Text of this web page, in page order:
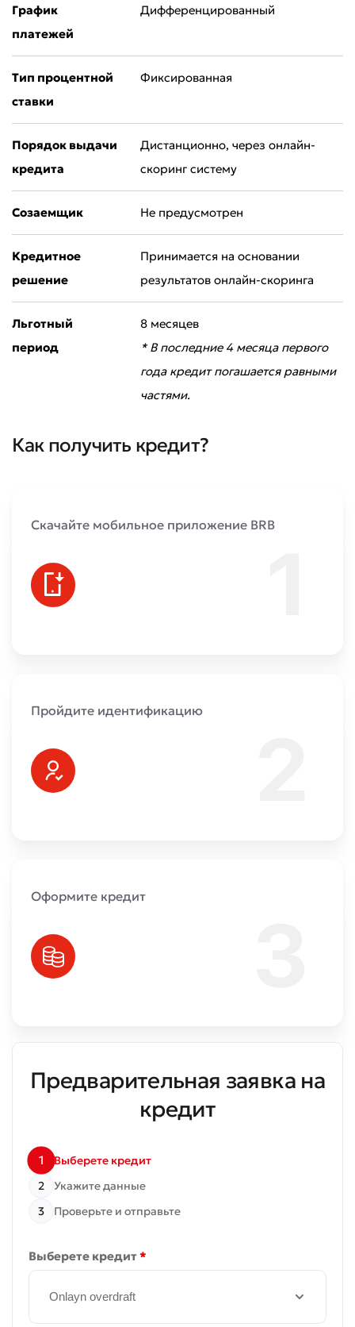
Плохо Отлично
* Все поля обязательны для заполнения
График
платежей
Дифференцированный
Тип процентной
ставки
Фиксированная
Порядок выдачи
кредита
Дистанционно, через онлайн-
скоринг систему
Созаемщик Не предусмотрен
Кредитное
решение
Принимается на основании
результатов онлайн-скоринга
Льготный
период
8 месяцев
* В последние 4 месяца первого
года кредит погашается равными
частями.
Как получить кредит?
Скачайте мобильное приложение BRB
Пройдите идентификацию
Оформите кредит
Предварительная заявка на
кредит
1
Выберете кредит
2
Укажите данные
3
Проверьте и отправьте
Выберете кредит*
Onlayn overdraft